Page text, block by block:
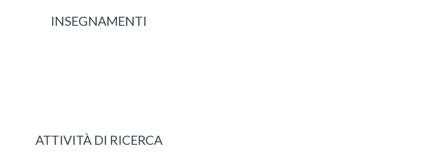
INSEGNAMENTI
ATTIVITÀ DI RICERCA